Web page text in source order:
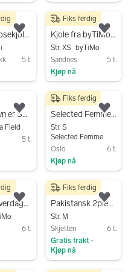
Zizzi viskosekjole i M
5 t.
Legg til som favoritt.
800 kr
Kjole fra byTiMo (XS)
Str. XS
byTiMo
Sandnes
5 t.
Kjøp nå
Fiks ferdig
Merke navn er Springfield! hverdagskjole M blå polyester
Field
5 t.
Legg til som favoritt.
200 kr
Selected Femme maxikjole str S
Str. S
Selected Femme
Oslo
6 t.
Kjøp nå
Fiks ferdig
byTiMo hverdagskjole M flerfarget blomstrete bomull
6 t.
Legg til som favoritt.
250 kr
Pakistansk 2piece suit
Str. M
Skjetten
6 t.
Gratis frakt •
Kjøp nå
Fiks ferdig